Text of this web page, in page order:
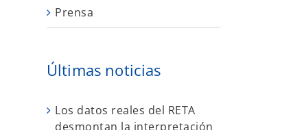
Prensa
Últimas noticias
Los datos reales del RETA
desmontan la interpretación